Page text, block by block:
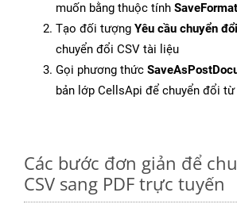
muốn bằng thuộc tính SaveFormat
Tạo đối tượng Yêu cầu chuyển
chuyển đổi CSV tài liệu
Gọi phương thức
bản lớp CellsApi để chuyển đổi từ
Các bước đơn giản để
CSV sang PDF trực tuyến